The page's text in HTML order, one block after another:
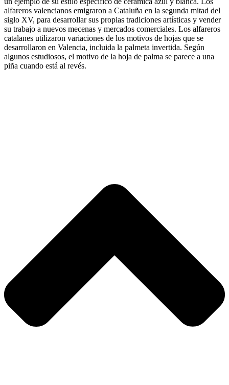
alfareros valencianos emigraron a Cataluña en la segunda mitad del
siglo XV, para desarrollar sus propias tradiciones artísticas y vender
su trabajo a nuevos mecenas y mercados comerciales. Los alfareros
catalanes utilizaron variaciones de los motivos de hojas que se
desarrollaron en Valencia, incluida la palmeta invertida. Según
algunos estudiosos, el motivo de la hoja de palma se parece a una
piña cuando está al revés.